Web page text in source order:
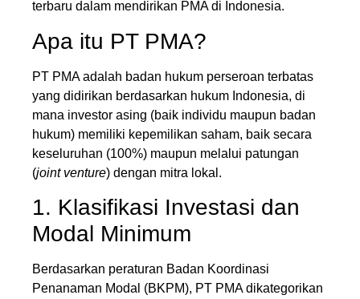
terbaru dalam mendirikan PMA di Indonesia.
Apa itu PT PMA?
PT PMA adalah badan hukum perseroan terbatas
yang didirikan berdasarkan hukum Indonesia, di
mana investor asing (baik individu maupun badan
hukum) memiliki kepemilikan saham, baik secara
keseluruhan (100%) maupun melalui patungan
(joint venture) dengan mitra lokal.
1. Klasifikasi Investasi dan
Modal Minimum
Berdasarkan peraturan Badan Koordinasi
Penanaman Modal (BKPM), PT PMA dikategorikan